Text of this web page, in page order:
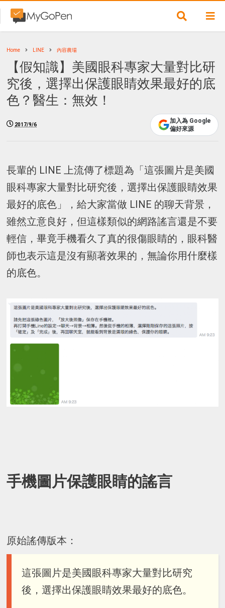
Home LINE 內容農場
【假知識】美國眼科專家大量對比研
究後，選擇出保護眼睛效果最好的底
色？醫生：無效！
2017/9/6
加入為 Google
偏好來源
長輩的 LINE 上流傳了標題為「這張圖片是美國
眼科專家大量對比研究後，選擇出保護眼睛效果
最好的底色」，給大家當做 LINE 的聊天背景，
雖然立意良好，但這樣類似的網路謠言還是不要
輕信，畢竟手機看久了真的很傷眼睛的，眼科醫
師也表示這是沒有顯著效果的，無論你用什麼樣
的底色。
手機圖片保護眼睛的謠言
原始謠傳版本：
這張圖片是美國眼科專家大量對比研究
後，選擇出保護眼睛效果最好的底色。